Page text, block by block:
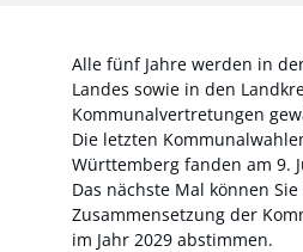
Alle fünf Jahre werden in
Landes sowie in den
Kommunalvertretungen
Die letzten
Württemberg fanden am 9.
Das nächste Mal können
Zusammensetzung der
im Jahr 2029 abstimmen.